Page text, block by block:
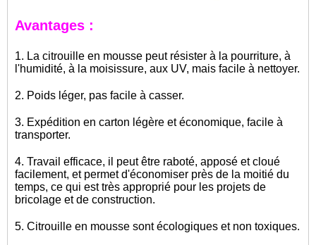
Avantages :
1. La citrouille en mousse peut résister à la pourriture, à
l'humidité, à la moisissure, aux UV, mais facile à nettoyer.
2. Poids léger, pas facile à casser.
3. Expédition en carton légère et économique, facile à
transporter.
4. Travail efficace, il peut être raboté, apposé et cloué
facilement, et permet d'économiser près de la moitié du
temps, ce qui est très approprié pour les projets de
bricolage et de construction.
5. Citrouille en mousse sont écologiques et non toxiques.